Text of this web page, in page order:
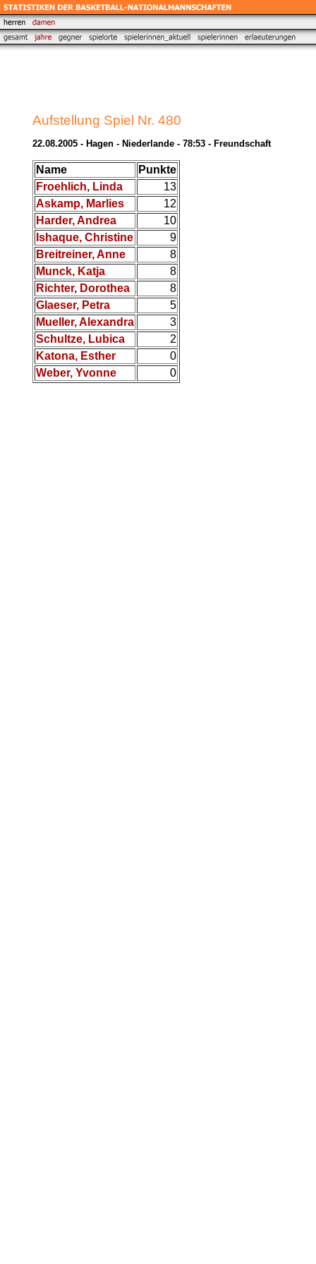
Aufstellung Spiel Nr. 480
22.08.2005 - Hagen - Niederlande - 78:53 - Freundschaft
Name
Punkte
Froehlich, Linda
13
Askamp, Marlies
12
Harder, Andrea
10
Ishaque, Christine
9
Breitreiner, Anne
8
Munck, Katja
8
Richter, Dorothea
8
Glaeser, Petra
5
Mueller, Alexandra
3
Schultze, Lubica
2
Katona, Esther
0
Weber, Yvonne
0